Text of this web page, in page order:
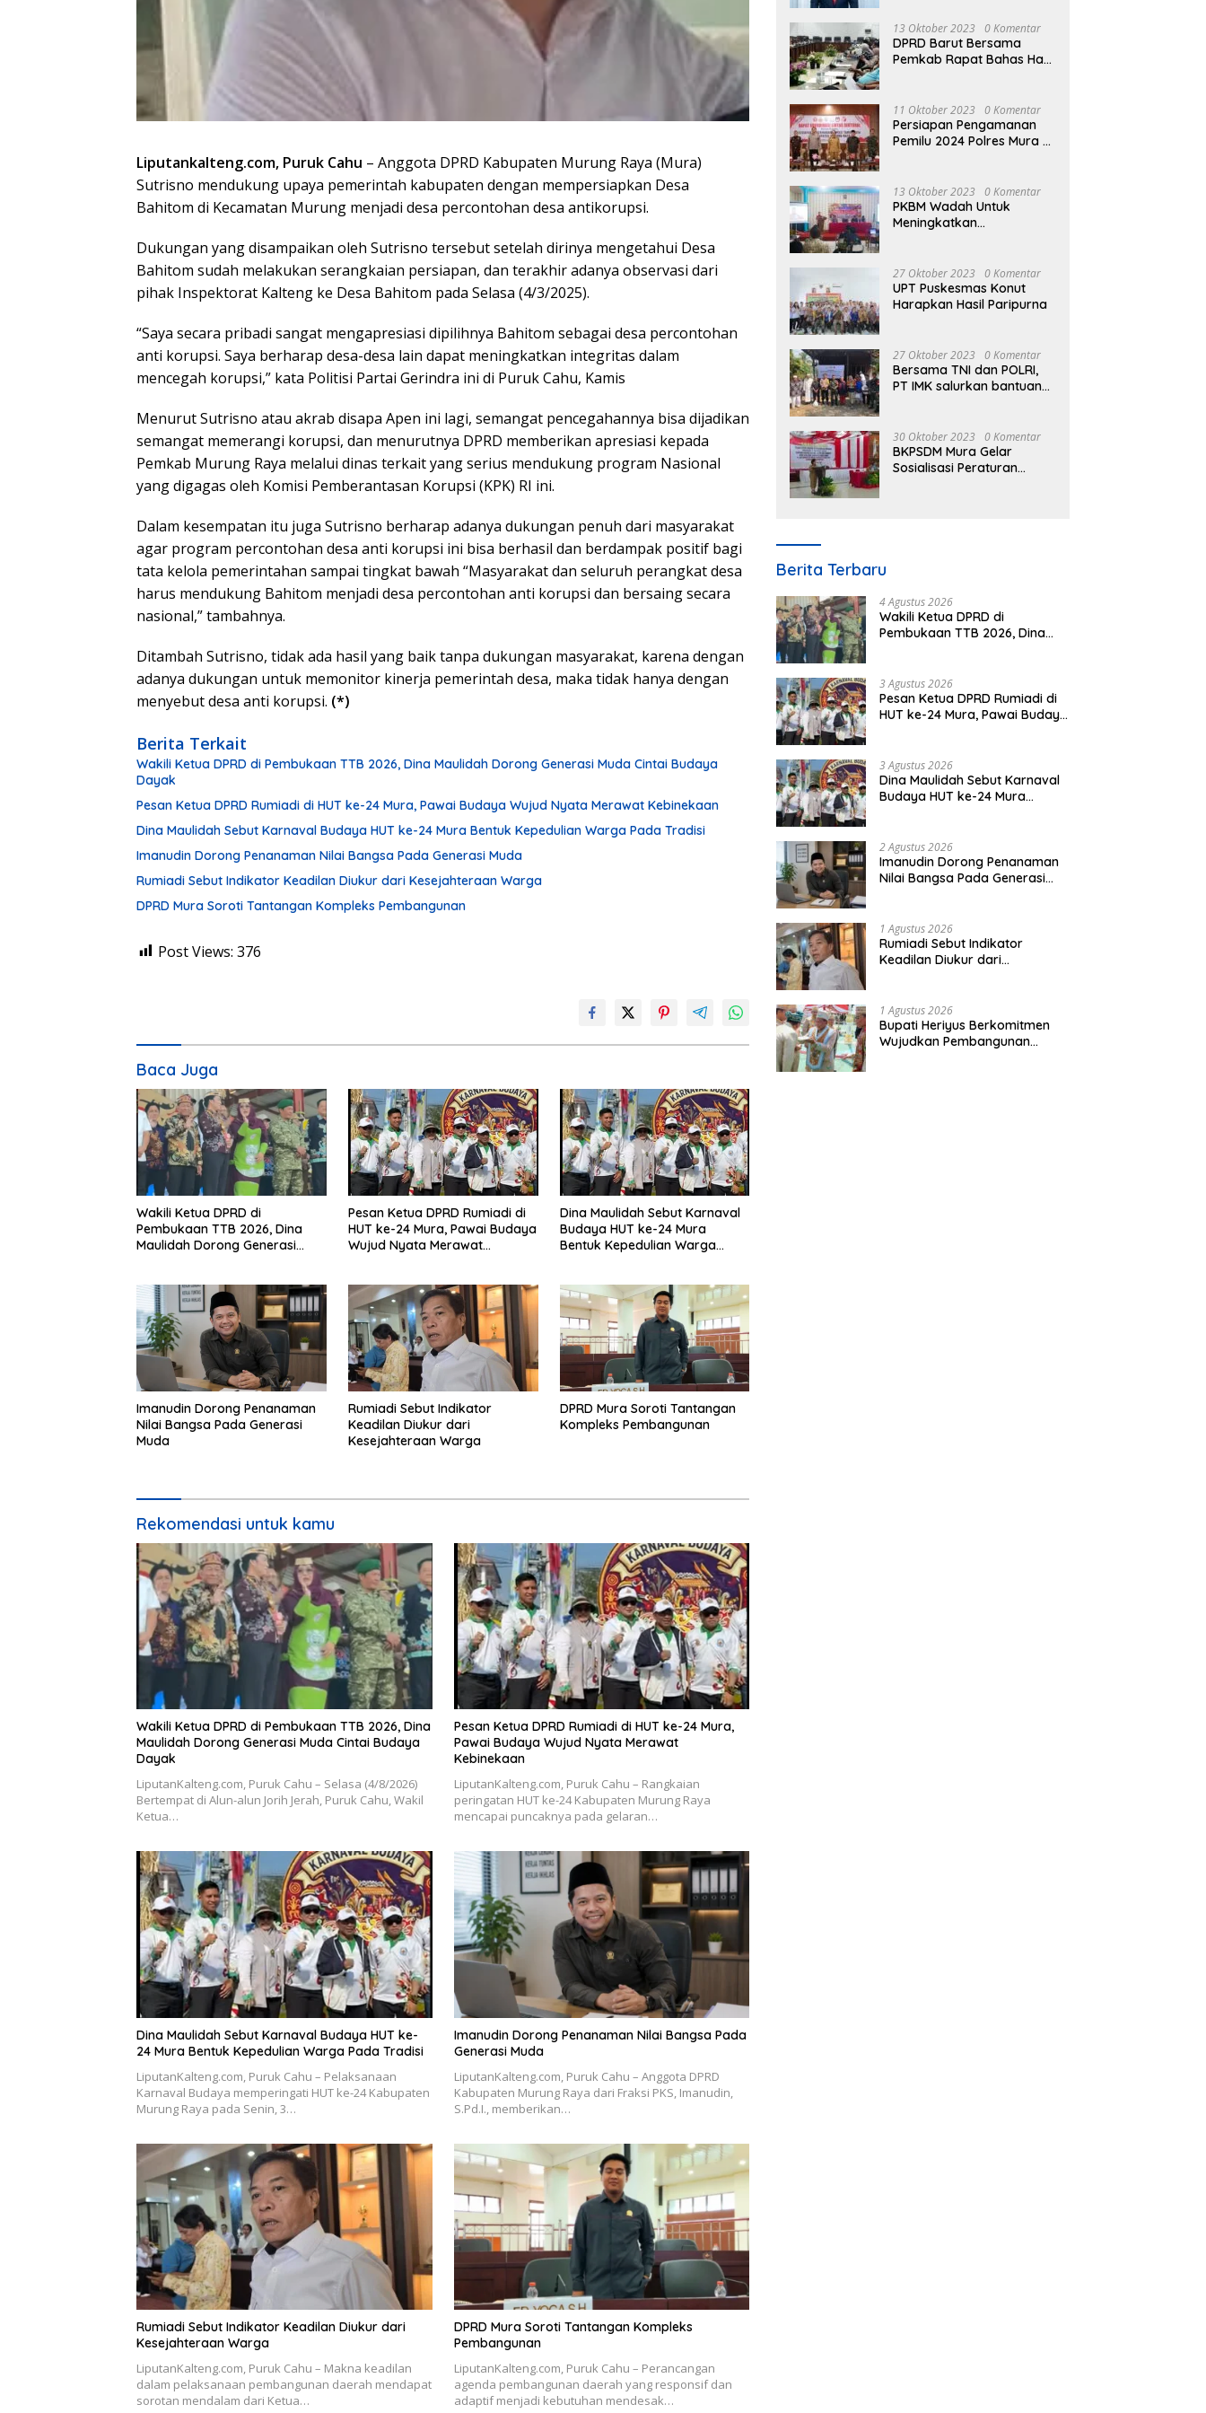
Liputankalteng.com, Puruk Cahu – Anggota DPRD Kabupaten Murung Raya (Mura)
Sutrisno mendukung upaya pemerintah kabupaten dengan mempersiapkan Desa
Bahitom di Kecamatan Murung menjadi desa percontohan desa antikorupsi.
Dukungan yang disampaikan oleh Sutrisno tersebut setelah dirinya mengetahui Desa
Bahitom sudah melakukan serangkaian persiapan, dan terakhir adanya observasi dari
pihak Inspektorat Kalteng ke Desa Bahitom pada Selasa (4/3/2025).
“Saya secara pribadi sangat mengapresiasi dipilihnya Bahitom sebagai desa percontohan
anti korupsi. Saya berharap desa-desa lain dapat meningkatkan integritas dalam
mencegah korupsi,” kata Politisi Partai Gerindra ini di Puruk Cahu, Kamis
Menurut Sutrisno atau akrab disapa Apen ini lagi, semangat pencegahannya bisa dijadikan
semangat memerangi korupsi, dan menurutnya DPRD memberikan apresiasi kepada
Pemkab Murung Raya melalui dinas terkait yang serius mendukung program Nasional
yang digagas oleh Komisi Pemberantasan Korupsi (KPK) RI ini.
Dalam kesempatan itu juga Sutrisno berharap adanya dukungan penuh dari masyarakat
agar program percontohan desa anti korupsi ini bisa berhasil dan berdampak positif bagi
tata kelola pemerintahan sampai tingkat bawah “Masyarakat dan seluruh perangkat desa
harus mendukung Bahitom menjadi desa percontohan anti korupsi dan bersaing secara
nasional,” tambahnya.
Ditambah Sutrisno, tidak ada hasil yang baik tanpa dukungan masyarakat, karena dengan
adanya dukungan untuk memonitor kinerja pemerintah desa, maka tidak hanya dengan
menyebut desa anti korupsi. (*)
Berita Terkait
Wakili Ketua DPRD di Pembukaan TTB 2026, Dina Maulidah Dorong Generasi Muda Cintai Budaya
Dayak
Pesan Ketua DPRD Rumiadi di HUT ke-24 Mura, Pawai Budaya Wujud Nyata Merawat Kebinekaan
Dina Maulidah Sebut Karnaval Budaya HUT ke-24 Mura Bentuk Kepedulian Warga Pada Tradisi
Imanudin Dorong Penanaman Nilai Bangsa Pada Generasi Muda
Rumiadi Sebut Indikator Keadilan Diukur dari Kesejahteraan Warga
DPRD Mura Soroti Tantangan Kompleks Pembangunan
Post Views: 376
Baca Juga
Wakili Ketua DPRD di
Pembukaan TTB 2026, Dina
Maulidah Dorong Generasi
Pesan Ketua DPRD Rumiadi di
HUT ke-24 Mura, Pawai Budaya
Wujud Nyata Merawat
Dina Maulidah Sebut Karnaval
Budaya HUT ke-24 Mura
Bentuk Kepedulian Warga
Imanudin Dorong Penanaman
Nilai Bangsa Pada Generasi
Muda
Rumiadi Sebut Indikator
Keadilan Diukur dari
Kesejahteraan Warga
DPRD Mura Soroti Tantangan
Kompleks Pembangunan
Rekomendasi untuk kamu
Wakili Ketua DPRD di Pembukaan TTB 2026, Dina
Maulidah Dorong Generasi Muda Cintai Budaya
Dayak
LiputanKalteng.com, Puruk Cahu – Selasa (4/8/2026)
Bertempat di Alun-alun Jorih Jerah, Puruk Cahu, Wakil
Ketua…
Pesan Ketua DPRD Rumiadi di HUT ke-24 Mura,
Pawai Budaya Wujud Nyata Merawat
Kebinekaan
LiputanKalteng.com, Puruk Cahu – Rangkaian
peringatan HUT ke-24 Kabupaten Murung Raya
mencapai puncaknya pada gelaran…
Dina Maulidah Sebut Karnaval Budaya HUT ke-
24 Mura Bentuk Kepedulian Warga Pada Tradisi
LiputanKalteng.com, Puruk Cahu – Pelaksanaan
Karnaval Budaya memperingati HUT ke-24 Kabupaten
Murung Raya pada Senin, 3…
Imanudin Dorong Penanaman Nilai Bangsa Pada
Generasi Muda
LiputanKalteng.com, Puruk Cahu – Anggota DPRD
Kabupaten Murung Raya dari Fraksi PKS, Imanudin,
S.Pd.I., memberikan…
Rumiadi Sebut Indikator Keadilan Diukur dari
Kesejahteraan Warga
LiputanKalteng.com, Puruk Cahu – Makna keadilan
dalam pelaksanaan pembangunan daerah mendapat
sorotan mendalam dari Ketua…
DPRD Mura Soroti Tantangan Kompleks
Pembangunan
LiputanKalteng.com, Puruk Cahu – Perancangan
agenda pembangunan daerah yang responsif dan
adaptif menjadi kebutuhan mendesak…
13 Oktober 2023 0 Komentar
DPRD Barut Bersama
Pemkab Rapat Bahas Hasil
Perubahan 2023
11 Oktober 2023 0 Komentar
Persiapan Pengamanan
Pemilu 2024 Polres Mura
13 Oktober 2023 0 Komentar
PKBM Wadah Untuk
Meningkatkan
Dalam Bidang Ekonomi
27 Oktober 2023 0 Komentar
UPT Puskesmas Konut
Harapkan Hasil Paripurna
27 Oktober 2023 0 Komentar
Bersama TNI dan POLRI,
PT IMK salurkan bantuan
30 Oktober 2023 0 Komentar
BKPSDM Mura Gelar
Sosialisasi Peraturan
Berita Terbaru
4 Agustus 2026
Wakili Ketua DPRD di
Pembukaan TTB 2026, Dina
3 Agustus 2026
Pesan Ketua DPRD Rumiadi di
HUT ke-24 Mura, Pawai Budaya
3 Agustus 2026
Dina Maulidah Sebut Karnaval
Budaya HUT ke-24 Mura
2 Agustus 2026
Imanudin Dorong Penanaman
Nilai Bangsa Pada Generasi
1 Agustus 2026
Rumiadi Sebut Indikator
Keadilan Diukur dari
1 Agustus 2026
Bupati Heriyus Berkomitmen
Wujudkan Pembangunan